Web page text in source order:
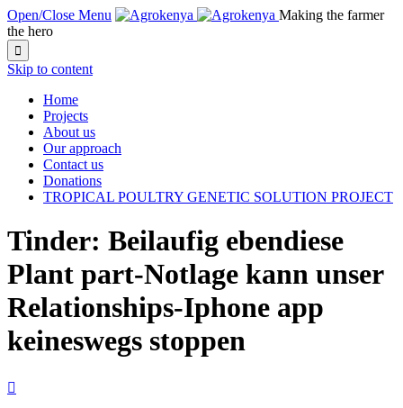
Open/Close Menu
Making the farmer
the hero

Skip to content
Home
Projects
About us
Our approach
Contact us
Donations
TROPICAL POULTRY GENETIC SOLUTION PROJECT
Tinder: Beilaufig ebendiese
Plant part-Notlage kann unser
Relationships-Iphone app
keineswegs stoppen
